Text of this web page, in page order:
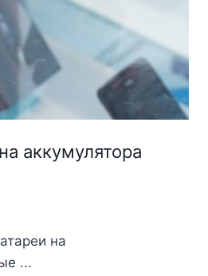
аккумулятора
на
...